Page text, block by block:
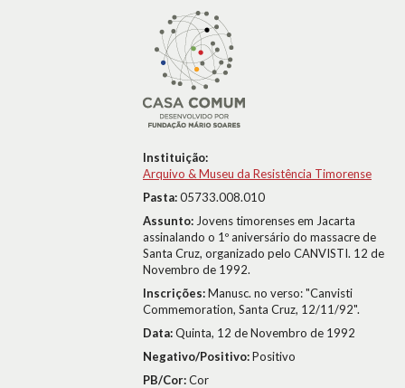
Instituição:
Arquivo & Museu da Resistência Timorense
Pasta:05733.008.010
Assunto: Jovens timorenses em Jacarta
assinalando o 1º aniversário do massacre de
Santa Cruz, organizado pelo CANVISTI. 12 de
Novembro de 1992.
Inscrições:Manusc. no verso: "Canvisti
Commemoration, Santa Cruz, 12/11/92".
Data:Quinta, 12 de Novembro de 1992
Negativo/Positivo:Positivo
PB/Cor:Cor